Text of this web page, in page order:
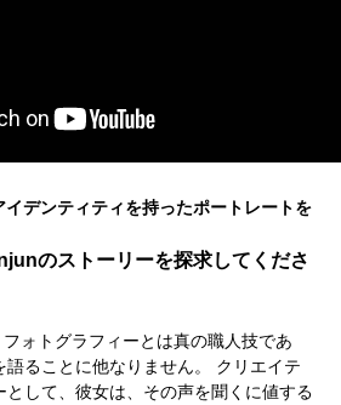
デンティティを持ったポートレートを
のストーリーを探求してくださ
ォトグラフィーとは真の職人技であ
語ることに他なりません。 クリエイテ
として、彼女は、その声を聞くに値する